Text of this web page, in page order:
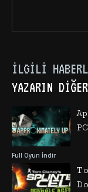
İLGILI
YAZARIN
Full Oyun İndir